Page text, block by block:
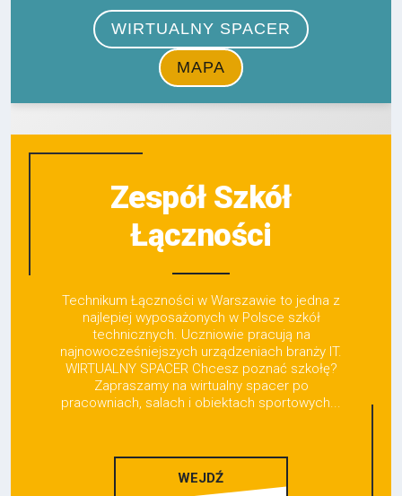
Zespół Szkół
Łączności
Technikum Łączności w Warszawie to jedna z
najlepiej wyposażonych w Polsce szkół
technicznych. Uczniowie pracują na
najnowocześniejszych urządzeniach branży IT.
WIRTUALNY SPACER Chcesz poznać szkołę?
Zapraszamy na wirtualny spacer po
pracowniach, salach i obiektach sportowych...
WEJDŹ